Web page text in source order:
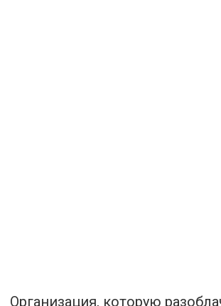
Организация, которую